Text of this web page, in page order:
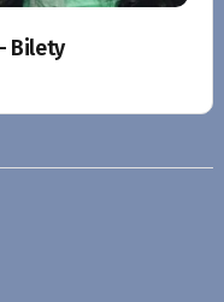
Bilety